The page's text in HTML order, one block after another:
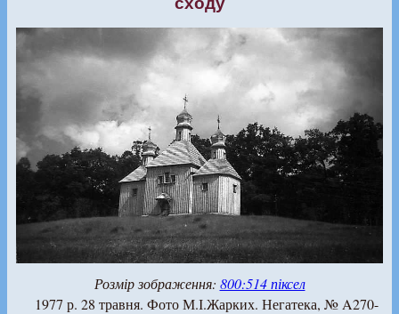
Розмір зображення: 800:514 піксел
1977 р. 28 травня. Фото М.І.Жарких. Негатека, № A270-